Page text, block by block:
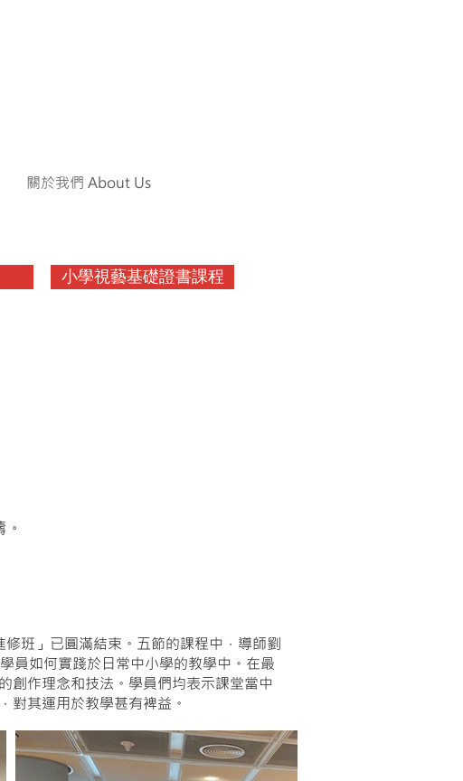
關於我們 About Us
小學視藝基礎證書課程
班」已圓滿結束。五節的課程中，導師劉
員如何實踐於日常中小學的教學中。在最
創作理念和技法。學員們均表示課堂當中
對其運用於教學甚有裨益。